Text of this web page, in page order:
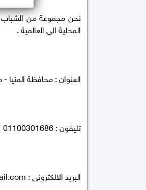
نحن مجموعة من الشباب
المحلية الى العالمية .
العنوان : محافظة المنيا -
تليفون : 01100301686
البريد الالكترونى :